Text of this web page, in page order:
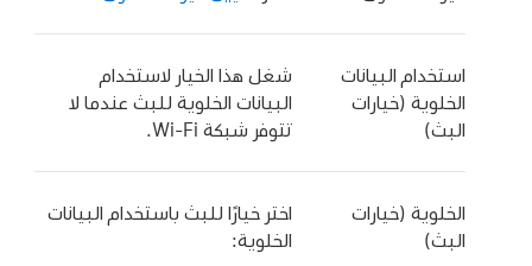
استخدام البيانات
الخلوية (خيارات
البث)
شغل هذا الخيار لاستخدام
البيانات الخلوية للبث عندما لا
تتوفر شبكة Wi‑Fi.
الخلوية (خيارات
البث)
اختر خيارًا للبث باستخدام البيانات
الخلوية: